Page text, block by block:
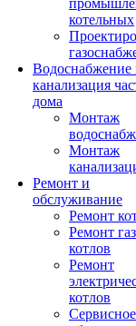
котельных
Водоснабжение
канализация
дома
Монтаж
Монтаж
Ремонт и
обслуживание
Ремонт
Ремонт
котлов
Ремонт
котлов
Сервисное